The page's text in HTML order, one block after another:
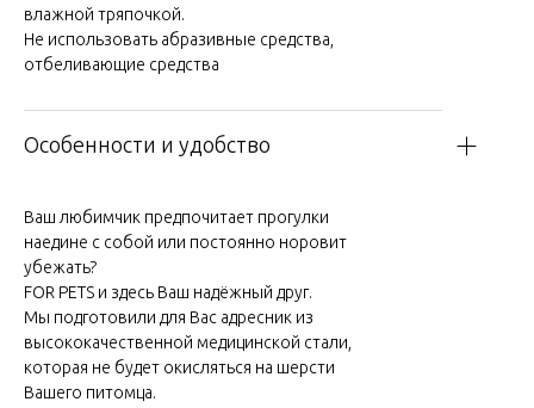
влажной тряпочкой.
Не использовать абразивные средства,
отбеливающие средства
Особенности и удобство
Ваш любимчик предпочитает прогулки
наедине с собой или постоянно норовит
убежать?
FOR PETS и здесь Ваш надёжный друг.
Мы подготовили для Вас адресник из
высококачественной медицинской стали,
которая не будет окисляться на шерсти
Вашего питомца.